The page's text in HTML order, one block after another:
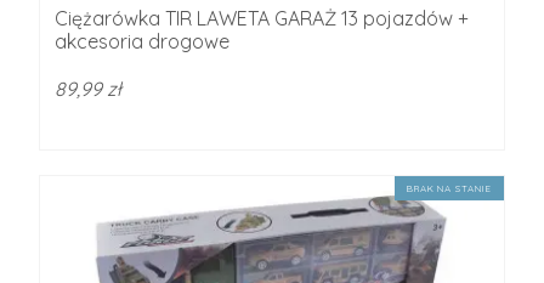
Ciężarówka TIR LAWETA GARAŻ 13 pojazdów +
akcesoria drogowe
89,99 zł
BRAK NA STANIE